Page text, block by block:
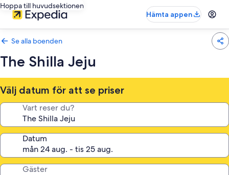
Hoppa till huvudsektionen
Hämta appen
Se alla boenden
The Shilla Jeju
Välj datum för att se priser
Vart reser du?
Datum
Gäster